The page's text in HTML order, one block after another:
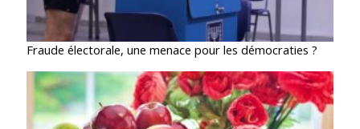
Fraude électorale, une menace pour les démocraties ?